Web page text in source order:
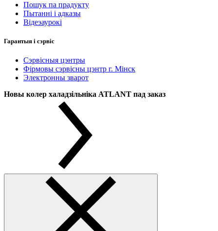
Пошук па прадукту
Пытанні і адказы
Відеэаурокі
Гарантыя і сэрвіс
Сэрвісныя цэнтры
Фірмовы сэрвісны цэнтр г. Мінск
Электронны зварот
Новы колер халадзільніка ATLANT пад заказ